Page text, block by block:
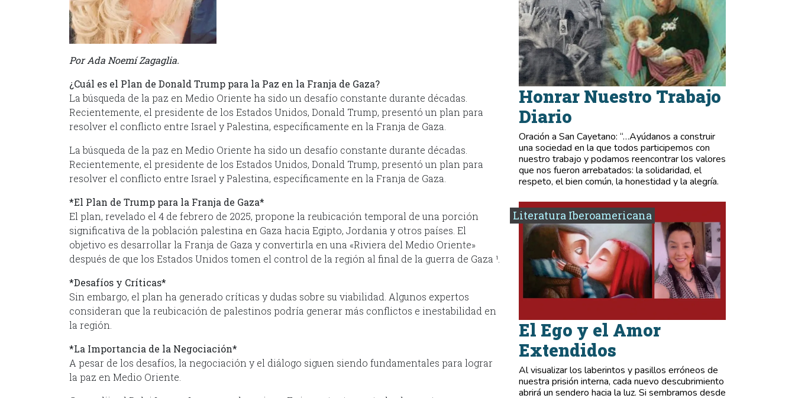
Por Ada Noemí Zagaglia.
¿Cuál es el Plan de Donald Trump para la Paz en la Franja de Gaza?
La búsqueda de la paz en Medio Oriente ha sido un desafío constante durante décadas.
Recientemente, el presidente de los Estados Unidos, Donald Trump, presentó un plan para
resolver el conflicto entre Israel y Palestina, específicamente en la Franja de Gaza.
La búsqueda de la paz en Medio Oriente ha sido un desafío constante durante décadas.
Recientemente, el presidente de los Estados Unidos, Donald Trump, presentó un plan para
resolver el conflicto entre Israel y Palestina, específicamente en la Franja de Gaza.
*El Plan de Trump para la Franja de Gaza*
El plan, revelado el 4 de febrero de 2025, propone la reubicación temporal de una porción
significativa de la población palestina en Gaza hacia Egipto, Jordania y otros países. El
objetivo es desarrollar la Franja de Gaza y convertirla en una «Riviera del Medio Oriente»
después de que los Estados Unidos tomen el control de la región al final de la guerra de Gaza ¹.
*Desafíos y Críticas*
Sin embargo, el plan ha generado críticas y dudas sobre su viabilidad. Algunos expertos
consideran que la reubicación de palestinos podría generar más conflictos e inestabilidad en
la región.
*La Importancia de la Negociación*
A pesar de los desafíos, la negociación y el diálogo siguen siendo fundamentales para lograr
la paz en Medio Oriente.
Honrar Nuestro Trabajo
Diario
Oración a San Cayetano: “…Ayúdanos a construir
una sociedad en la que todos participemos con
nuestro trabajo y podamos reencontrar los valores
que nos fueron arrebatados: la solidaridad, el
respeto, el bien común, la honestidad y la alegría.
Literatura Iberoamericana
El Ego y el Amor
Extendidos
Al visualizar los laberintos y pasillos erróneos de
nuestra prisión interna, cada nuevo descubrimiento
abrirá un sendero hacia la luz. Si sembramos desde